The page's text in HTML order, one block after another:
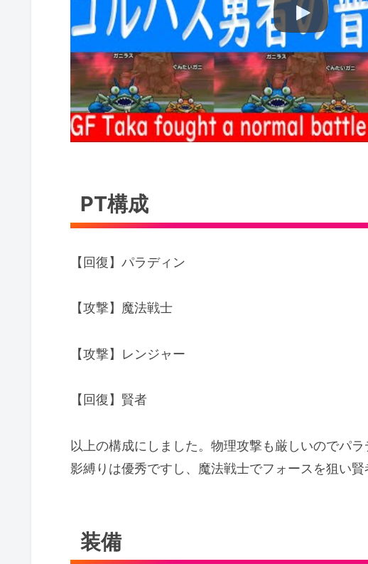
PT構成
【回復】パラディン
【攻撃】魔法戦士
【攻撃】レンジャー
【回復】賢者
以上の構成にしました。物理攻撃も厳しいのでパ
影縛りは優秀ですし、魔法戦士でフォースを狙い賢
装備